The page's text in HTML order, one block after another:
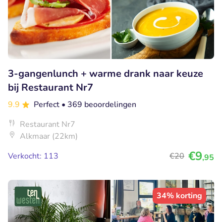
3-gangenlunch + warme drank naar keuze
bij Restaurant Nr7
9.9 Perfect • 369 beoordelingen
Restaurant Nr7
Alkmaar (22km)
Verkocht: 113
€20 €9,95
34% korting